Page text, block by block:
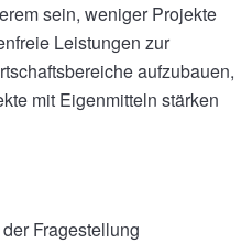
sein, weniger Projekte
Leistungen zur
aufzubauen,
mit Eigenmitteln stärken
Fragestellung